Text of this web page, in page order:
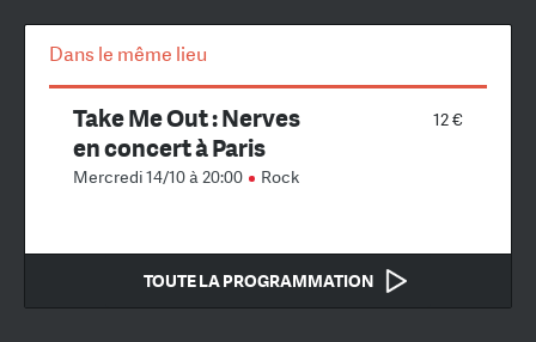
Dans le même lieu
12 €
Take Me Out : Nerves
en concert à Paris
Mercredi 14/10 à 20:00 Rock
TOUTE LA PROGRAMMATION